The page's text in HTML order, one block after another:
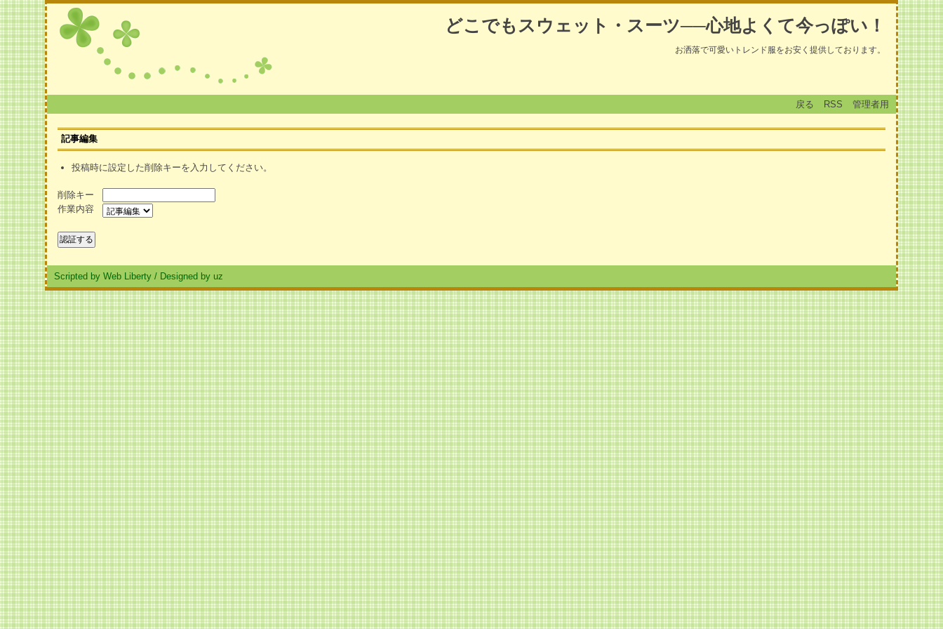
どこでもスウェット・スーツ──心地よくて今っぽい！
お洒落で可愛いトレンド服をお安く提供しております。
戻る RSS 管理者用
記事編集
投稿時に設定した削除キーを入力してください。
削除キー
作業内容
Scripted by Web Liberty / Designed by uz